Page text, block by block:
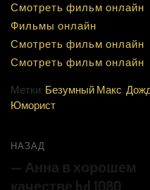
Смотреть фильм онлайн
Фильмы онлайн
Смотреть фильм онлайн
Смотреть фильм онлайн
Метки: Безумный Макс,
Юморист
НАЗАД
— Анна в хорошем
качестве hd 1080